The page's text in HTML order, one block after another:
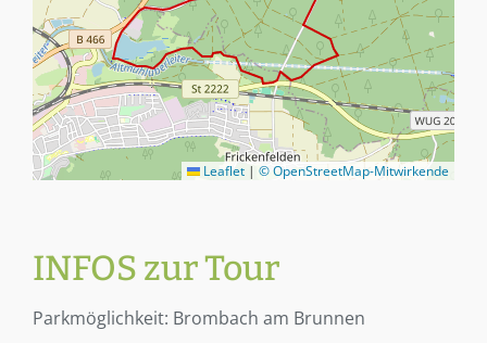
Leaflet | © OpenStreetMap-Mitwirkende
INFOS zur Tour
Parkmöglichkeit: Brombach am Brunnen